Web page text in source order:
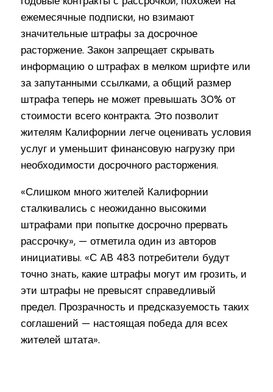
ежемесячные подписки, но взимают
значительные штрафы за досрочное
расторжение. Закон запрещает скрывать
информацию о штрафах в мелком шрифте или
за запутанными ссылками, а общий размер
штрафа теперь не может превышать 30% от
стоимости всего контракта. Это позволит
жителям Калифорнии легче оценивать условия
услуг и уменьшит финансовую нагрузку при
необходимости досрочного расторжения.
«Слишком много жителей Калифорнии
сталкивались с неожиданно высокими
штрафами при попытке досрочно прервать
рассрочку», — отметила один из авторов
инициативы. «С AB 483 потребители будут
точно знать, какие штрафы могут им грозить, и
эти штрафы не превысят справедливый
предел. Прозрачность и предсказуемость таких
соглашений — настоящая победа для всех
жителей штата».